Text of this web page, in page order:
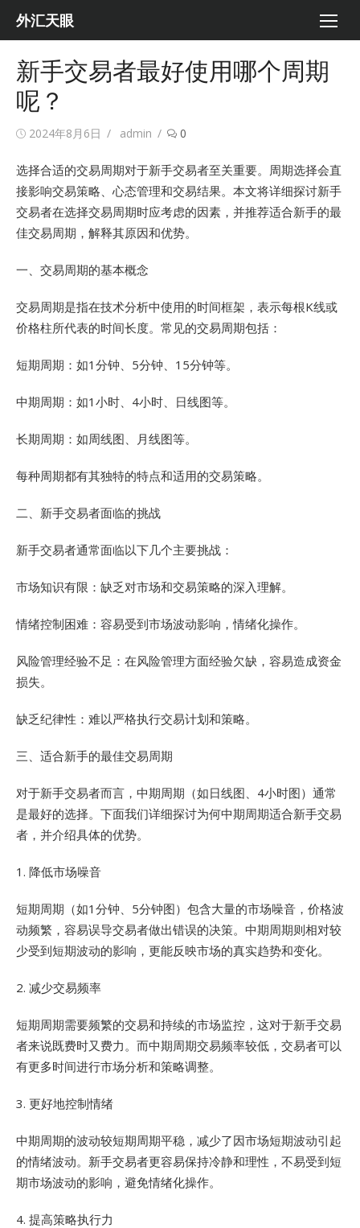
Skip
外汇天眼
新手交易者最好使用哪个周期
呢？
Posted
2024年8月6日 Author
admin 0
选择合适的交易周期对于新手交易者至关重要。周期选择会直
接影响交易策略、心态管理和交易结果。本文将详细探讨新手
交易者在选择交易周期时应考虑的因素，并推荐适合新手的最
佳交易周期，解释其原因和优势。
一、交易周期的基本概念
交易周期是指在技术分析中使用的时间框架，表示每根K线或
价格柱所代表的时间长度。常见的交易周期包括：
短期周期：如1分钟、5分钟、15分钟等。
中期周期：如1小时、4小时、日线图等。
长期周期：如周线图、月线图等。
每种周期都有其独特的特点和适用的交易策略。
二、新手交易者面临的挑战
新手交易者通常面临以下几个主要挑战：
市场知识有限：缺乏对市场和交易策略的深入理解。
情绪控制困难：容易受到市场波动影响，情绪化操作。
风险管理经验不足：在风险管理方面经验欠缺，容易造成资金
损失。
缺乏纪律性：难以严格执行交易计划和策略。
三、适合新手的最佳交易周期
对于新手交易者而言，中期周期（如日线图、4小时图）通常
是最好的选择。下面我们详细探讨为何中期周期适合新手交易
者，并介绍具体的优势。
1. 降低市场噪音
短期周期（如1分钟、5分钟图）包含大量的市场噪音，价格波
动频繁，容易误导交易者做出错误的决策。中期周期则相对较
少受到短期波动的影响，更能反映市场的真实趋势和变化。
2. 减少交易频率
短期周期需要频繁的交易和持续的市场监控，这对于新手交易
者来说既费时又费力。而中期周期交易频率较低，交易者可以
有更多时间进行市场分析和策略调整。
3. 更好地控制情绪
中期周期的波动较短期周期平稳，减少了因市场短期波动引起
的情绪波动。新手交易者更容易保持冷静和理性，不易受到短
期市场波动的影响，避免情绪化操作。
4. 提高策略执行力